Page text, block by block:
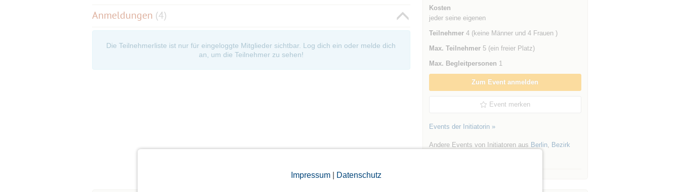
Impressum| Datenschutz
Anmeldungen (4)
Die Teilnehmerliste ist nur für eingeloggte Mitglieder sichtbar. Log dich ein oder melde dich
an, um die Teilnehmer zu sehen!
Kosten
jeder seine eigenen
Teilnehmer4 (keine Männer und 4 Frauen )
Max. Teilnehmer5 (ein freier Platz)
Max. Begleitpersonen 1
Zum Event anmelden
Event merken
Events der Initiatorin »
Andere Events von Initiatoren aus Berlin, Bezirk